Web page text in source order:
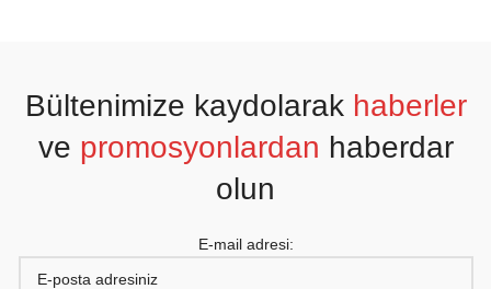
Bültenimize kaydolarak haberler
ve promosyonlardan haberdar
olun
E-mail adresi: